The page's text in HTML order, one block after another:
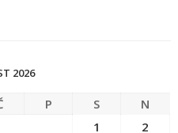
2026
P S
N
1
2